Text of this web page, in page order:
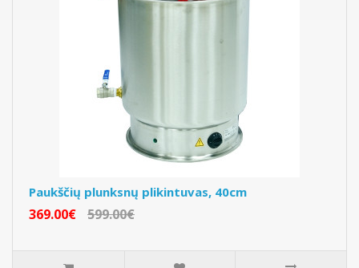
Paukščių plunksnų plikintuvas, 40cm
369.00€ 599.00€